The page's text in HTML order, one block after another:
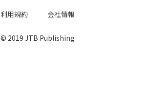
利用規約 会社情報
© 2019 JTB Publishing